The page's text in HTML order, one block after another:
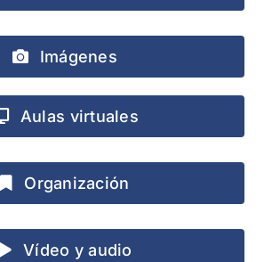
Imágenes
Aulas virtuales
Organización
Vídeo y audio